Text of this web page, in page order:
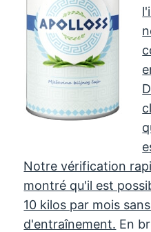
Notre vérification
montré qu'il est
10 kilos par mois
d'entraînement. En